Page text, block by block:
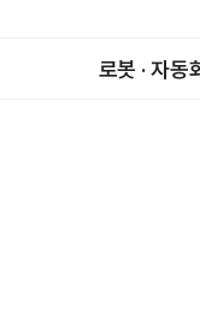
로봇 · 자동